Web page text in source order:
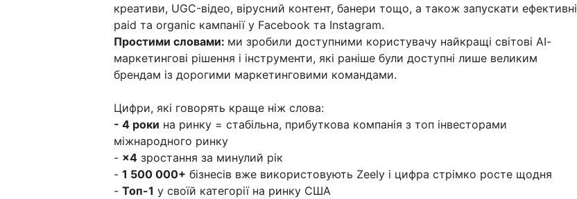
креативи, UGC-відео, вірусний контент, банери тощо, а також запускати ефективні
paid та organic кампанії у Facebook та Instagram.
Простими словами: ми зробили доступними користувачу найкращі світові АІ-
маркетингові рішення і інструменти, які раніше були доступні лише великим
брендам із дорогими маркетинговими командами.
Цифри, які говорять краще ніж слова:
- 4 роки на ринку = стабільна, прибуткова компанія з топ інвесторами
міжнародного ринку
- ×4 зростання за минулий рік
- 1 500 000+ бізнесів вже використовують Zeely і цифра стрімко росте щодня
- Топ-1 у своїй категорії на ринку США